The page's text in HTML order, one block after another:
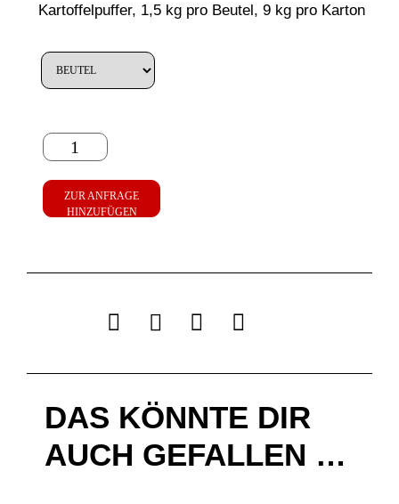
Kartoffelpuffer, 1,5 kg pro Beutel, 9 kg pro Karton
ZUR ANFRAGE
HINZUFÜGEN
DAS KÖNNTE DIR
AUCH GEFALLEN …